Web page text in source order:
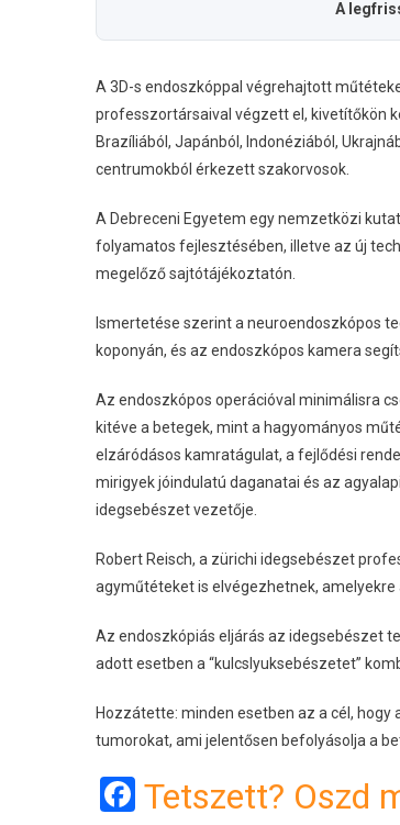
A
A 3D-s endoszkóppal végrehajtott
professzortársaival végzett el, kivetítőkön
Brazíliából, Japánból, Indonéziából,
centrumokból érkezett szakorvosok.
A Debreceni Egyetem egy nemzetközi
folyamatos fejlesztésében, illetve az új
megelőző sajtótájékoztatón.
Ismertetése szerint a neuroendoszkópos
koponyán, és az endoszkópos kamera
Az endoszkópos operációval minimálisra
kitéve a betegek, mint a hagyományos
elzáródásos kamratágulat, a fejlődési
mirigyek jóindulatú daganatai és az
idegsebészet vezetője.
Robert Reisch, a zürichi idegsebészet
agyműtéteket is elvégezhetnek, amelyekre
Az endoszkópiás eljárás az idegsebészet
adott esetben a “kulcslyuksebészetet”
Hozzátette: minden esetben az a cél,
tumorokat, ami jelentősen befolyásolja a
Facebook
Tetszett? Oszd